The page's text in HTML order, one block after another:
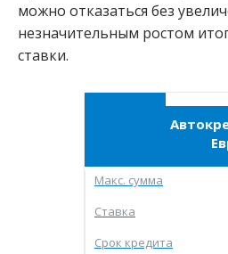
можно отказаться без
незначительным ростом
ставки.
Макc. сумма
Ставка
Срок кредита